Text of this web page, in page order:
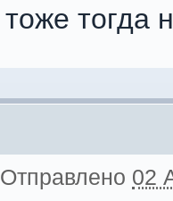
тоже тогда
Отправлено 02